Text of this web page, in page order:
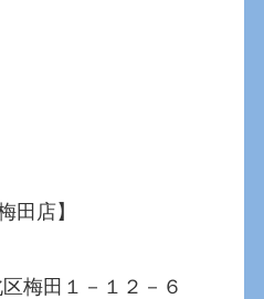
田店】
梅田１－１２－６